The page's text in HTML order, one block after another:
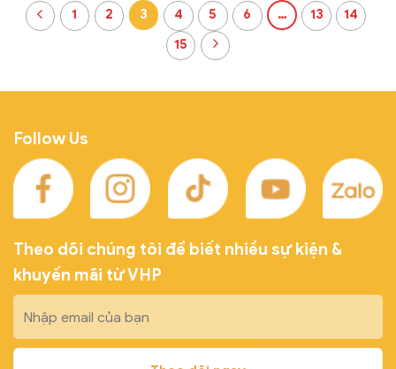
1 2 3 4 5 6 … 13
14
15
Follow Us
Theo dõi chúng tôi để biết nhiều sự kiện &
khuyến mãi từ VHP